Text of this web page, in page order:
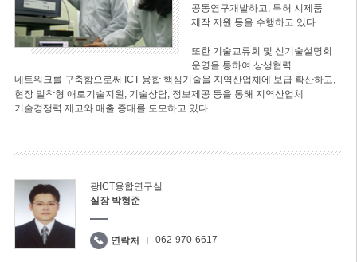
공동연구개발하고, 특허 시제품
제작 지원 등을 수행하고 있다.
또한 기술교류회 및 신기술설명회
운영을 통하여 상생협력
네트워크를 구축함으로써 ICT 융합 핵심기술을 지역산업체에 보급 확산하고,
현장 밀착형 애로기술지원, 기술상담, 정보제공 등을 통해 지역산업체
기술경쟁력 제고와 매출 증대를 도모하고 있다.
광ICT융합연구실
실장 박형준
연락처 062-970-6617